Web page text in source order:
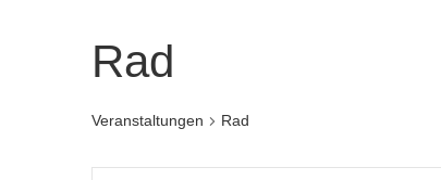
Rad
Veranstaltungen Rad